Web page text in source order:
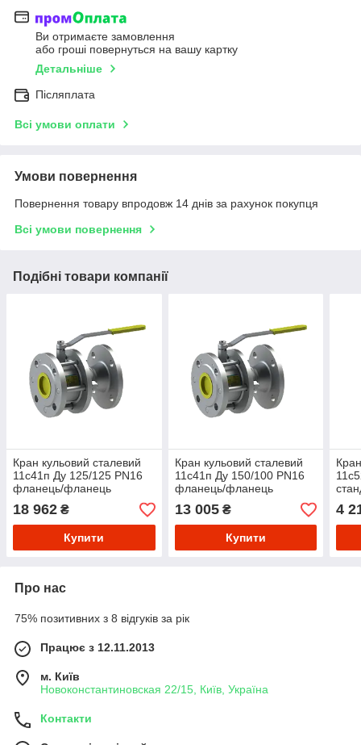
Ви отримаєте замовлення
або гроші повернуться на вашу картку
Детальніше
Післяплата
Всі умови оплати
Умови повернення
Повернення товару впродовж 14 днів за рахунок покупця
Всі умови повернення
Подібні товари компанії
Кран кульовий сталевий
11с41п Ду 125/125 PN16
фланець/фланець
18 962 ₴
Купити
Кран кульовий сталевий
11с41п Ду 150/100 PN16
фланець/фланець
13 005₴
Купити
4
Про нас
75% позитивних з 8 відгуків за рік
Працює з 12.11.2013
м. Київ
Новоконстантиновская 22/15, Київ, Україна
Контакти